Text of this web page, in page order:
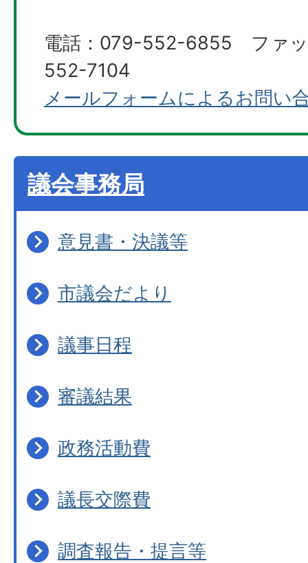
電話：079-552-6855 ファ
552-7104​​​​​​​
メールフォームによるお問い
議会事務局
意見書・決議等
市議会だより
議事日程
審議結果
政務活動費
議長交際費
調査報告・提言等